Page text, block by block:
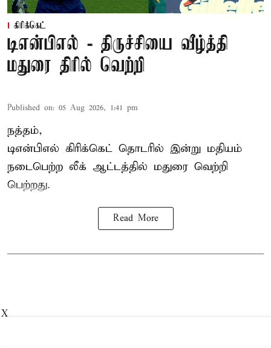
கிரிக்கெட்
டிஎன்பிஎல் - திருச்சியை வீழ்த்தி
மதுரை திரில் வெற்றி
Published on: 05 Aug 2026, 1:41 pm
நத்தம்,
டிஎன்பிஎல் கிரிக்கெட் தொடரில் இன்று மதியம்
நடைபெற்ற லீக் ஆட்டத்தில் மதுரை வெற்றி
பெற்றது.
Read More
X